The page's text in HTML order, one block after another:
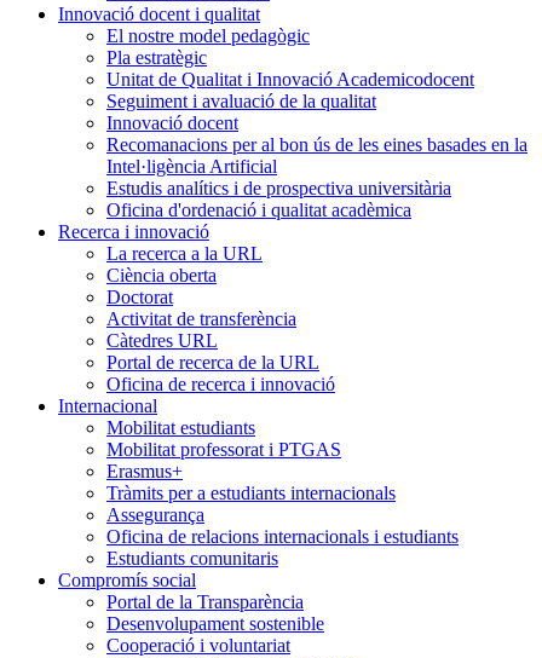
Innovació docent i qualitat
El nostre model pedagògic
Pla estratègic
Unitat de Qualitat i Innovació Academicodocent
Seguiment i avaluació de la qualitat
Innovació docent
Recomanacions per al bon ús de les eines basades en la
Intel·ligència Artificial
Estudis analítics i de prospectiva universitària
Oficina d'ordenació i qualitat acadèmica
Recerca i innovació
La recerca a la URL
Ciència oberta
Doctorat
Activitat de transferència
Càtedres URL
Portal de recerca de la URL
Oficina de recerca i innovació
Internacional
Mobilitat estudiants
Mobilitat professorat i PTGAS
Erasmus+
Tràmits per a estudiants internacionals
Assegurança
Oficina de relacions internacionals i estudiants
Estudiants comunitaris
Compromís social
Portal de la Transparència
Desenvolupament sostenible
Cooperació i voluntariat